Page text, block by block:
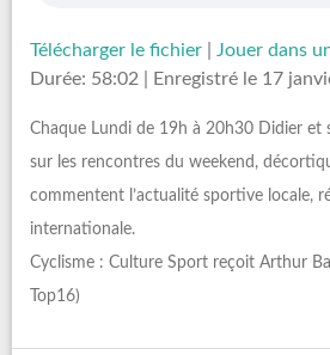
Télécharger le fichier Jouer dans
Durée: 58:02
Enregistré le 17
Chaque Lundi de 19h à 20h30 Didier et
sur les rencontres du weekend,
commentent l’actualité sportive locale,
internationale.
Cyclisme : Culture Sport reçoit Arthur
Top16)